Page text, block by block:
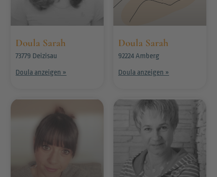
Doula Sarah
73779 Deizisau
Doula anzeigen »
Doula Sarah
92224 Amberg
Doula anzeigen »